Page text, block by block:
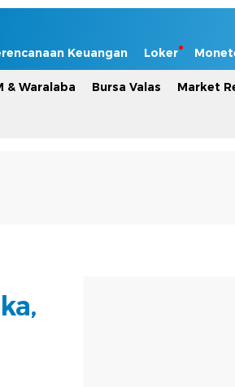
Keuangan Loker
& Waralaba Bursa Valas Market